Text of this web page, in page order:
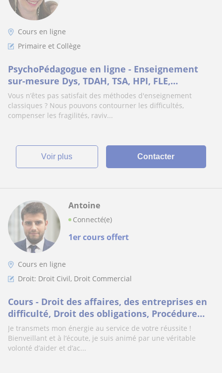
Cours en ligne
Primaire et Collège
PsychoPédagogue en ligne - Enseignement
sur-mesure Dys, TDAH, TSA, HPI, FLE,
allophones, décrochage
Vous n’êtes pas satisfait des méthodes d'enseignement
classiques ? Nous pouvons contourner les difficultés,
compenser les fragilités, raviv...
voir plus Contacter
1er cours offert
Antoine
Connecté(e)
Cours en ligne
Droit: Droit Civil, Droit Commercial
Cours - Droit des affaires, des entreprises en
difficulté, Droit des obligations, Procédure
civil (Master 1, Master 2, CRFPA)
Je transmets mon énergie au service de votre réussite !
Bienveillant et à l’écoute, je suis animé par une véritable
volonté d’aider et d’ac...